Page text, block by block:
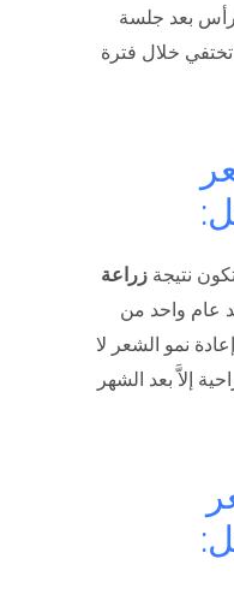
بعد جلسة
تختفي خلال فترة
نتيجة زراعة
عام واحد من
نمو الشعر لا
إلاَّ بعد الشهر